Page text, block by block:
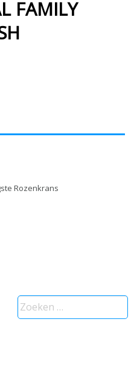
FAMILY
Rozenkrans
Zoeken
naar: